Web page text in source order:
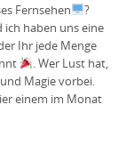
Fernsehen
?
ich haben uns eine
Ihr jede Menge
. Wer Lust hat,
Magie vorbei.
einem im Monat